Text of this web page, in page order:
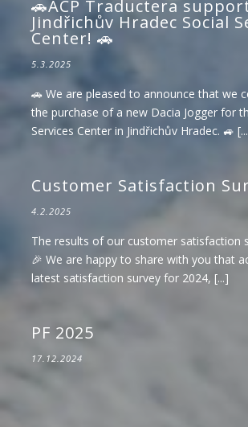
🚗ACP Traductera
Jindřichův Hradec Social
Center! 🚗
5.3.2025
🚗 We are pleased to announce that we
the purchase of a new Dacia Jogger for
Services Center in Jindřichův Hradec. 🚙
Customer Satisfaction
4.2.2025
The results of our customer satisfaction
🎉 We are happy to share with you that
latest satisfaction survey for 2024, [...]
PF 2025
17.12.2024